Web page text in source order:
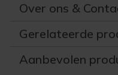
Over ons &
Gerelateerde
Aanbevolen